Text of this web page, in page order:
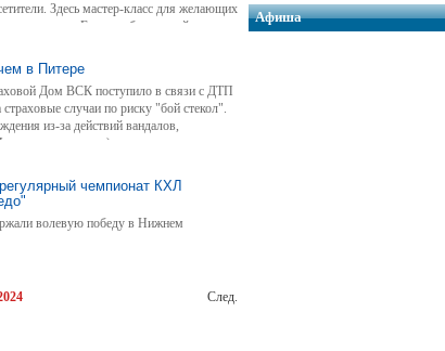
Здесь мастер-класс для желающих
чемпионата Европы, бронзовый призер
в Питере
Дом ВСК поступило в связи с ДТП
случаи по риску "бой стекол".
из-за действий вандалов,
парковках и пр.).
чемпионат КХЛ
волевую победу в Нижнем
След.
Афиша